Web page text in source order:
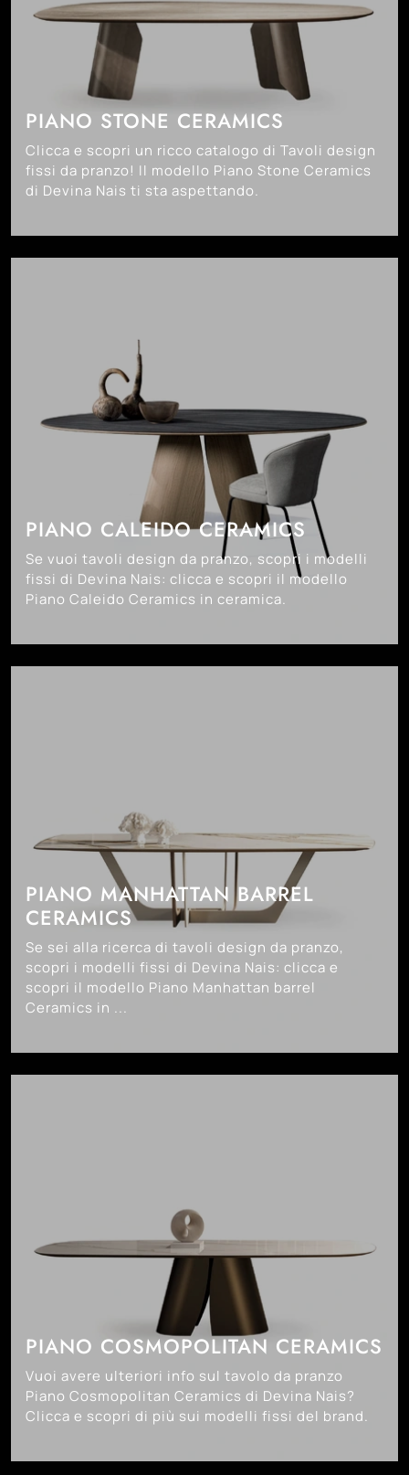
PIANO STONE CERAMICS
Clicca e scopri un ricco catalogo di Tavoli design
fissi da pranzo! Il modello Piano Stone Ceramics
di Devina Nais ti sta aspettando.
PIANO CALEIDO CERAMICS
Se vuoi tavoli design da pranzo, scopri i modelli
fissi di Devina Nais: clicca e scopri il modello
Piano Caleido Ceramics in ceramica.
PIANO MANHATTAN BARREL
CERAMICS
Se sei alla ricerca di tavoli design da pranzo,
scopri i modelli fissi di Devina Nais: clicca e
scopri il modello Piano Manhattan barrel
Ceramics in ...
PIANO COSMOPOLITAN CERAMICS
Vuoi avere ulteriori info sul tavolo da pranzo
Piano Cosmopolitan Ceramics di Devina Nais?
Clicca e scopri di più sui modelli fissi del brand.